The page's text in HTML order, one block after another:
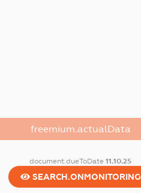
freemium.actualData
document.dueToDate11.10.25
SEARCH.ONMONITORING